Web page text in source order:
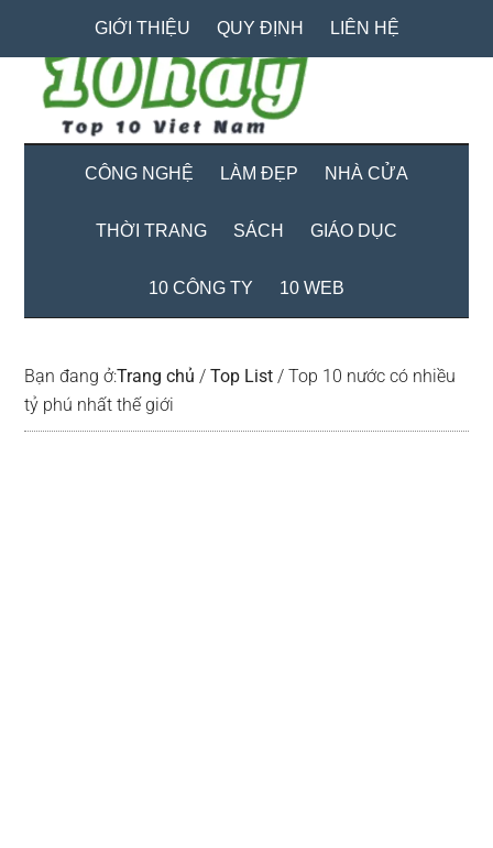
content
secondary
menu
primary
sidebar
GIỚI THIỆU QUY ĐỊNH LIÊN HỆ
CÔNG NGHỆ LÀM ĐẸP NHÀ CỬA
THỜI TRANG SÁCH GIÁO DỤC
10 CÔNG TY 10 WEB
Bạn đang ở:Trang chủ / Top List / Top 10 nước có nhiều
tỷ phú nhất thế giới